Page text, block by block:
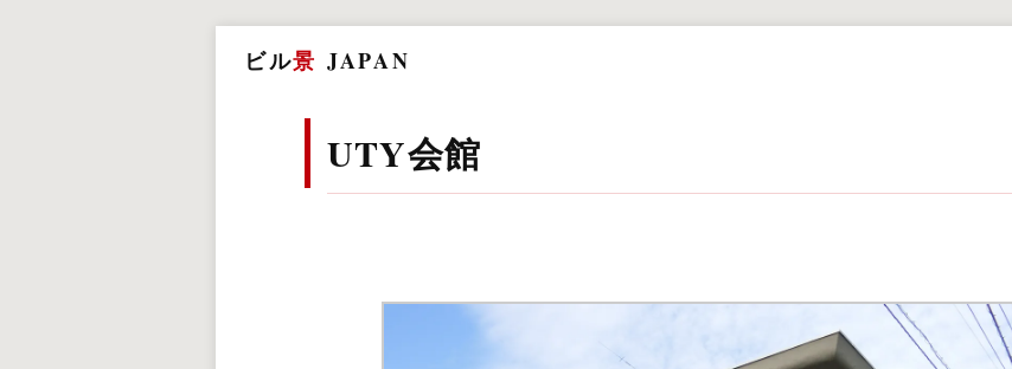
ビル景 JAPAN
UTY会館